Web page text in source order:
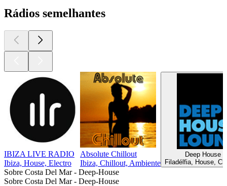
Rádios semelhantes
IBIZA LIVE RADIO
Ibiza, House, Electro
Absolute Chillout
Ibiza, Chillout, Ambiente
Deep House
Filadélfia, House,
Sobre Costa Del Mar - Deep-House
Sobre Costa Del Mar - Deep-House